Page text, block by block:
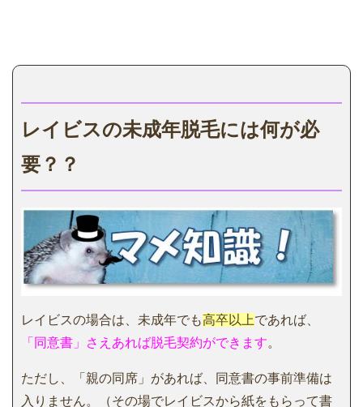
レイビスの未成年脱毛には何が必
要？？
レイビスの場合は、未成年でも高卒以上であれば、
「同意書」さえあれば脱毛契約ができます。
ただし、「親の同席」があれば、同意書の事前準備は
入りません。（その場でレイビスから紙をもらって書